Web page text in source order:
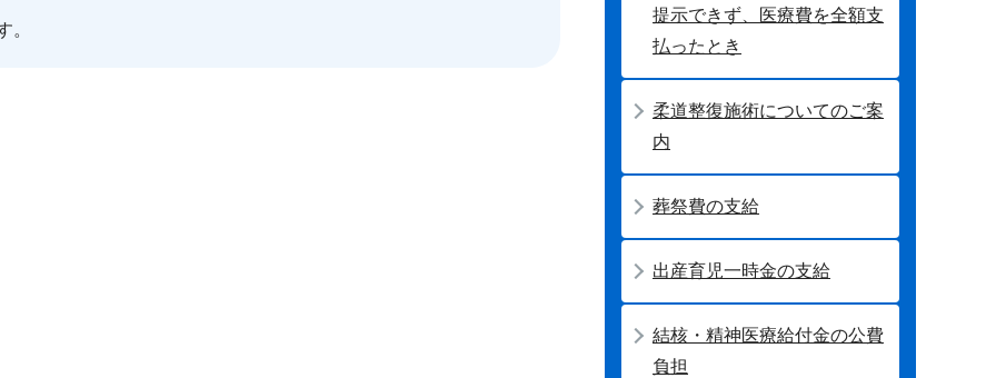
。
提示できず、医療費を全額支
払ったとき
柔道整復施術についてのご案
内
葬祭費の支給
出産育児一時金の支給
結核・精神医療給付金の公費
負担